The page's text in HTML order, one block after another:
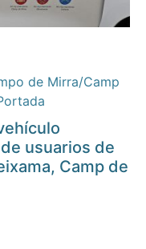
de Mirra/Camp
usuarios de
Camp de